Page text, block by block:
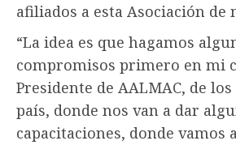
afiliados a esta Asociación de
“La idea es que hagamos
compromisos primero en mi
Presidente de AALMAC, de
país, donde nos van a dar
capacitaciones, donde vamos